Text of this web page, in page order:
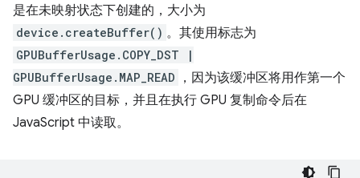
是在未映射状态下创建的，大小为
device.createBuffer() 。其使用标志为
GPUBufferUsage.COPY_DST |
GPUBufferUsage.MAP_READ
，因为该缓冲区将用作第一个
GPU 缓冲区的目标，并且在执行 GPU 复制命令后在
JavaScript 中读取。